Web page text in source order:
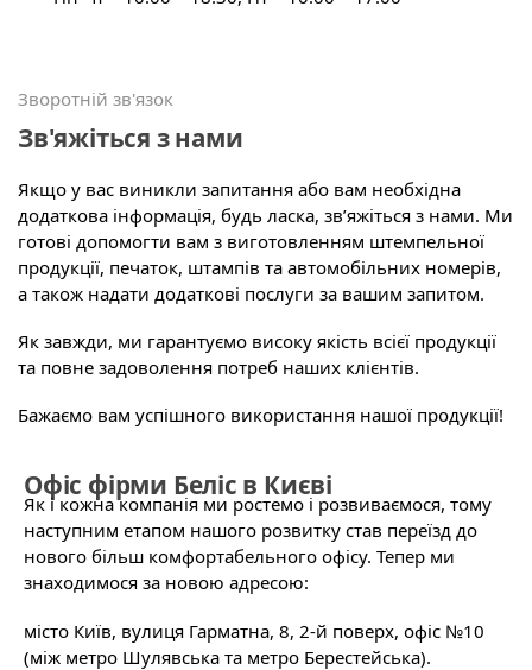
Зворотній зв'язок
Зв'яжіться з нами
Якщо у вас виникли запитання або вам необхідна
додаткова інформація, будь ласка, зв’яжіться з нами. Ми
готові допомогти вам з виготовленням штемпельної
продукції, печаток, штампів та автомобільних номерів,
а також надати додаткові послуги за вашим запитом.
Як завжди, ми гарантуємо високу якість всієї продукції
та повне задоволення потреб наших клієнтів.
Бажаємо вам успішного використання нашої продукції!
Офіс фірми Беліс в Києві
Як і кожна компанія ми ростемо і розвиваємося, тому
наступним етапом нашого розвитку став переїзд до
нового більш комфортабельного офісу. Тепер ми
знаходимося за новою адресою:
місто Київ, вулиця Гарматна, 8, 2-й поверх, офіс №10
(між метро Шулявська та метро Берестейська).